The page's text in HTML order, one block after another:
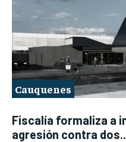
Cauquenes
Fiscalía formaliza a
agresión contra